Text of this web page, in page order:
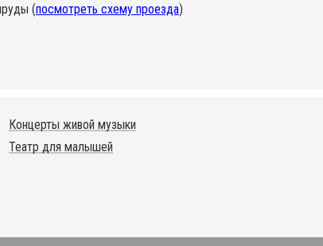
(посмотреть схему проезда)
Концерты живой музыки
Театр для малышей